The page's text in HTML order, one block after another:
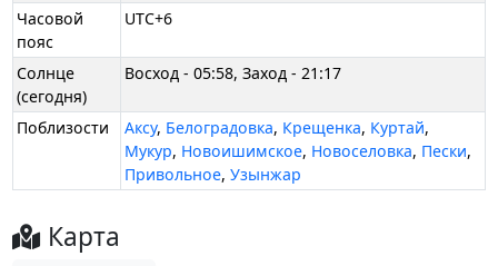
Часовой
пояс
UTC+6
Солнце
(сегодня)
Восход - 05:58, Заход - 21:17
Поблизости Аксу, Белоградовка, Крещенка, Куртай,
Мукур, Новоишимское, Новоселовка, Пески,
Привольное,Узынжар
Карта